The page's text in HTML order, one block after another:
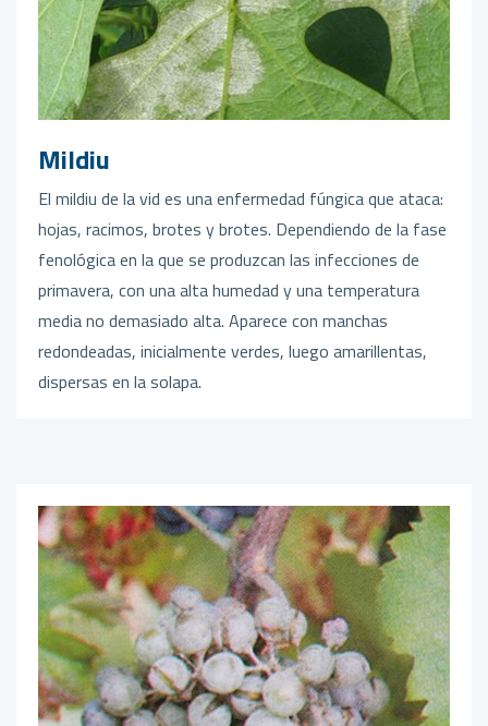
Mildiu
El mildiu de la vid es una enfermedad fúngica que ataca:
hojas, racimos, brotes y brotes. Dependiendo de la fase
fenológica en la que se produzcan las infecciones de
primavera, con una alta humedad y una temperatura
media no demasiado alta. Aparece con manchas
redondeadas, inicialmente verdes, luego amarillentas,
dispersas en la solapa.